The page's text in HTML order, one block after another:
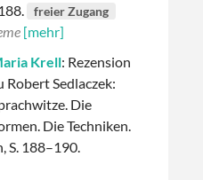
freier Zugang
[mehr]
Krell: Rezension
Robert Sedlaczek:
Die
Die Techniken.
S. 188–190.